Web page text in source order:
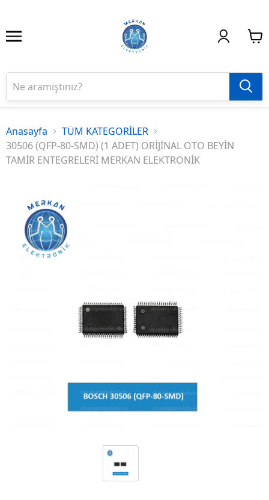
Anasayfa
TÜM KATEGORİLER
30506 (QFP-80-SMD) (1 ADET) ORİJİNAL OTO BEYİN
TAMİR ENTEGRELERİ MERKAN ELEKTRONİK